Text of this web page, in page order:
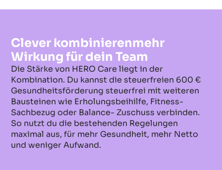
Clever kombinierenmehr
Wirkung für dein Team
Die Stärke von HERO Care liegt in der
Kombination. Du kannst die steuerfreien 600 €
Gesundheitsförderung steuerfrei mit weiteren
Bausteinen wie Erholungsbeihilfe, Fitness-
Sachbezug oder Balance- Zuschuss verbinden.
So nutzt du die bestehenden Regelungen
maximal aus, für mehr Gesundheit, mehr Netto
und weniger Aufwand.